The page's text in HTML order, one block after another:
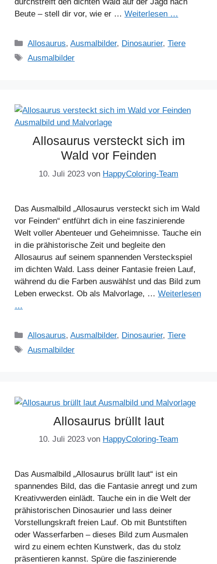
Beute – stell dir vor, wie er … Weiterlesen …
Kategorien
Allosaurus,Ausmalbilder, Dinosaurier,Tiere
Schlagwörter
Ausmalbilder
Allosaurus versteckt sich im
Wald vor Feinden
10. Juli 2023 von HappyColoring-Team
Das Ausmalbild „Allosaurus versteckt sich im Wald
vor Feinden“ entführt dich in eine faszinierende
Welt voller Abenteuer und Geheimnisse. Tauche ein
in die prähistorische Zeit und begleite den
Allosaurus auf seinem spannenden Versteckspiel
im dichten Wald. Lass deiner Fantasie freien Lauf,
während du die Farben auswählst und das Bild zum
Leben erweckst. Ob als Malvorlage, … Weiterlesen
…
Kategorien
Allosaurus,Ausmalbilder, Dinosaurier,Tiere
Schlagwörter
Ausmalbilder
Allosaurus brüllt laut
10. Juli 2023 von HappyColoring-Team
Das Ausmalbild „Allosaurus brüllt laut“ ist ein
spannendes Bild, das die Fantasie anregt und zum
Kreativwerden einlädt. Tauche ein in die Welt der
prähistorischen Dinosaurier und lass deiner
Vorstellungskraft freien Lauf. Ob mit Buntstiften
oder Wasserfarben – dieses Bild zum Ausmalen
wird zu einem echten Kunstwerk, das du stolz
präsentieren kannst. Spüre die faszinierende